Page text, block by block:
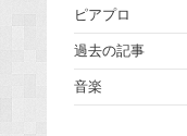
ピアプロ
過去の記事
音楽